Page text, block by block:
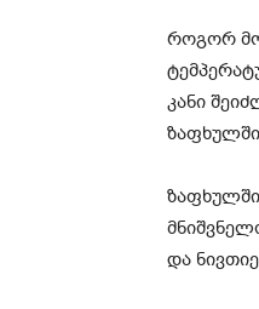
როგორ
კანი
და